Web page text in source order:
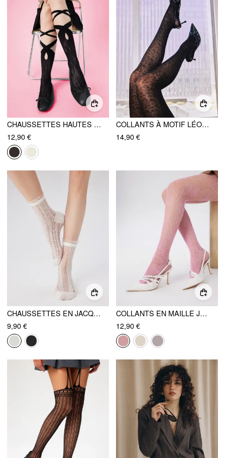
CHAUSSETTES HAUTES À LACETS
12,90 €
COLLANTS À MOTIF LÉOPARD
14,90 €
CHAUSSETTES EN JACQUARD ET DENTELLE
9,90 €
COLLANTS EN MAILLE JACQUARD FLORAL
12,90 €